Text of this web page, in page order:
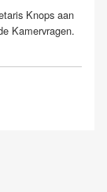
Knops aan
Kamervragen.